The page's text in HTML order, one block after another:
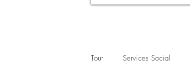
Tout Services Social